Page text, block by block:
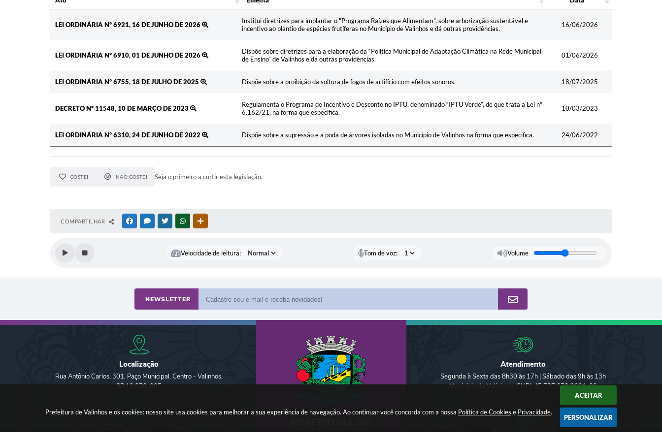
Prefeitura de Valinhos e os cookies: nosso site usa cookies para melhorar a sua experiência de navegação. Ao continuar você concorda com a nossa Política de Cookies e Privacidade.
ACEITAR
PERSONALIZAR
LEI ORDINÁRIA Nº 6921, 16 DE JUNHO DE 2026
Institui diretrizes para implantar o "Programa Raízes que Alimentam", sobre arborização sustentável e
incentivo ao plantio de espécies frutíferas no Município de Valinhos e dá outras providências.
16/06/2026
LEI ORDINÁRIA Nº 6910, 01 DE JUNHO DE 2026
Dispõe sobre diretrizes para a elaboração da “Política Municipal de Adaptação Climática na Rede Municipal
de Ensino” de Valinhos e dá outras providências.
01/06/2026
LEI ORDINÁRIA Nº 6755, 18 DE JULHO DE 2025 Dispõe sobre a proibição da soltura de fogos de artifício com efeitos sonoros. 18/07/2025
DECRETO Nº 11548, 10 DE MARÇO DE 2023
Regulamenta o Programa de Incentivo e Desconto no IPTU, denominado “IPTU Verde”, de que trata a Lei nº
6.162/21, na forma que especifica.
10/03/2023
LEI ORDINÁRIA Nº 6310, 24 DE JUNHO DE 2022 Dispõe sobre a supressão e a poda de árvores isoladas no Município de Valinhos na forma que especifica. 24/06/2022
GOSTEI NÃO GOSTEI Seja o primeiro a curtir esta legislação.
COMPARTILHAR FACEBOOKMESSENGER
TWITTERWHATSAPP
Velocidade de leitura: Tom de voz: Volume
NEWSLETTER
Localização
Rua Antônio Carlos, 301, Paço Municipal, Centro - Valinhos,
SP 13.270-005
Contato
Atendimento
Segunda à Sexta das 8h30 às 17h | Sábado das 9h às 13h
Município de Valinhos - CNPJ: 45.787.678/0001-02
Câmara Municipal